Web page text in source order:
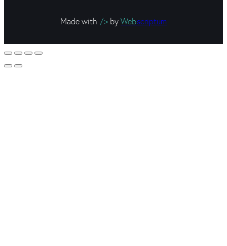
Made with />byWebscriptum